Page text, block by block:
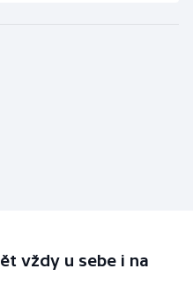
vždy u sebe i na